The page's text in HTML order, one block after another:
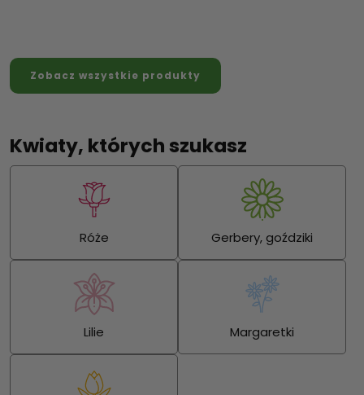
Zobacz wszystkie produkty
Kwiaty, których szukasz
Róże Gerbery, goździki
Lilie Margaretki